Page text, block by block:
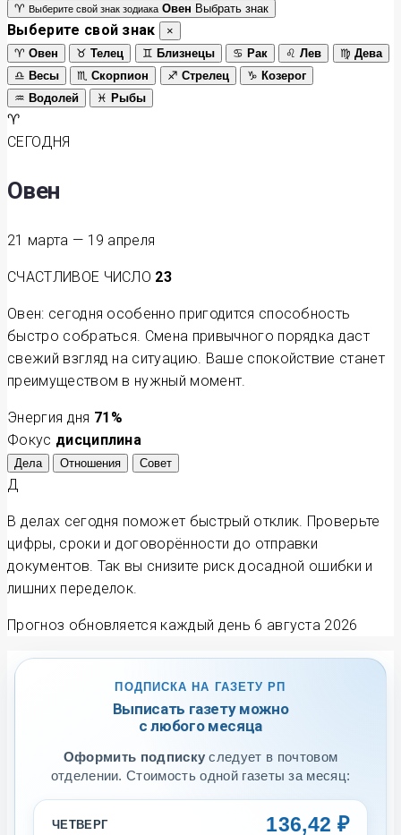
♈ Выберите свой знак зодиака Овен Выбрать знак
Выберите свой знак
×
♈ Овен ♉ Телец ♊ Близнецы ♋ Рак ♌ Лев ♍ Дева
♎ Весы ♏ Скорпион ♐ Стрелец ♑ Козерог
♒ Водолей ♓ Рыбы
♈
СЕГОДНЯ
Овен
21 марта — 19 апреля
СЧАСТЛИВОЕ ЧИСЛО 23
Овен: сегодня особенно пригодится способность
быстро собраться. Смена привычного порядка даст
свежий взгляд на ситуацию. Ваше спокойствие станет
преимуществом в нужный момент.
Энергия дня 71 %
Фокус дисциплина
Дела Отношения Совет
Д
В делах сегодня поможет быстрый отклик. Проверьте
цифры, сроки и договорённости до отправки
документов. Так вы снизите риск досадной ошибки и
лишних переделок.
Прогноз обновляется каждый день 6 августа 2026
ПОДПИСКА НА ГАЗЕТУ РП
Выписать газету можно
с любого месяца
Оформить подписку следует в почтовом
отделении. Стоимость одной газеты за месяц:
ЧЕТВЕРГ 136,42 ₽